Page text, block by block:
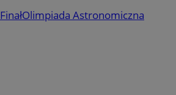
FinałOlimpiada Astronomiczna